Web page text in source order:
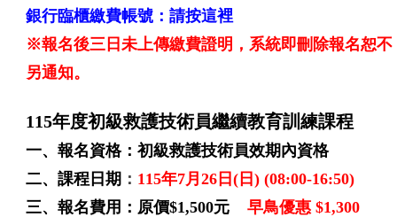
銀行臨櫃繳費帳號：請按這裡
※報名後三日未上傳繳費證明，系統即刪除報名恕不
另通知。
115年度初級救護技術員繼續教育訓練課程
一、報名資格：初級救護技術員效期內資格
二、課程日期 ： 115年7月26日(日) (08:00-16:50)
三、報名費用： 原價$1,500元
早鳥優惠 $1,300